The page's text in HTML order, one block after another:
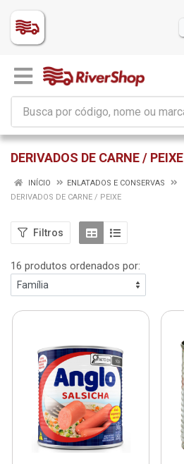
DERIVADOS DE CARNE / PEIXE
INÍCIO
ENLATADOS E CONSERVAS
DERIVADOS DE CARNE / PEIXE
Filtros
16 produtos ordenados por: